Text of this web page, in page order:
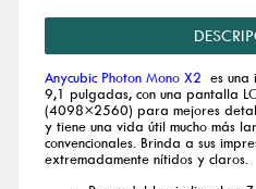
Anycubic Photon Mono X2 es una
9,1 pulgadas, con una pantalla
(4098×2560) para mejores
y tiene una vida útil mucho más
convencionales. Brinda a sus
extremadamente nítidos y claros.